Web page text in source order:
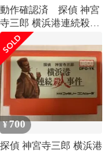
動作確認済 探偵 神宮
寺三郎 横浜港連続殺人
事件
¥700
探偵 神宮寺三郎 横浜港